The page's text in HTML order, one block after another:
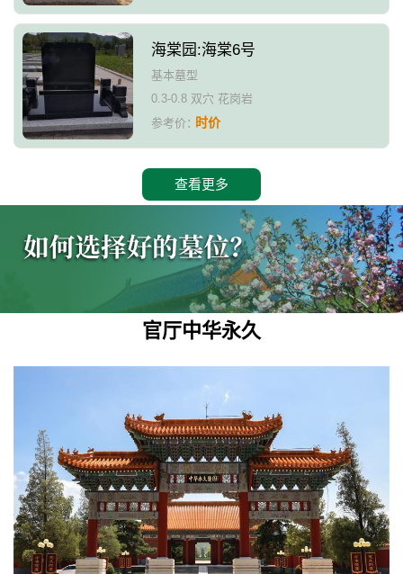
海棠园:海棠6号
基本墓型
0.3-0.8 双穴 花岗岩
参考价：时价
查看更多
官厅中华永久